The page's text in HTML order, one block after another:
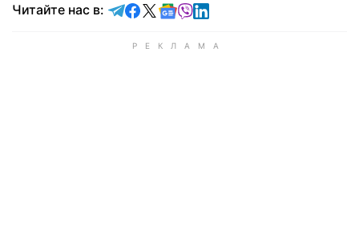
Читайте нас в: Читайте в Telegram
Читайте в Facebook
Читайте в X
Читайте в Google news
Читайте в Viber
Читайте в LinkedIn